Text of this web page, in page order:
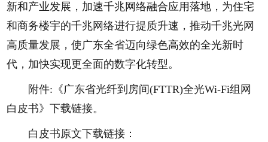
新和产业发展，加速千兆网络融合应用落地，为住宅
和商务楼宇的千兆网络进行提质升速，推动千兆光网
高质量发展，使广东全省迈向绿色高效的全光新时
代，加快实现更全面的数字化转型。
附件:《广东省光纤到房间(FTTR)全光Wi-Fi组网
白皮书》下载链接。
白皮书原文下载链接：